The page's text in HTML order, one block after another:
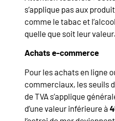
s’applique pas aux
comme le tabac et
quelle que soit leur valeur.
Achats e-commerce
Pour les achats en ligne
commerciaux, les seuils
de TVA s’applique
d’une valeur inférieure à